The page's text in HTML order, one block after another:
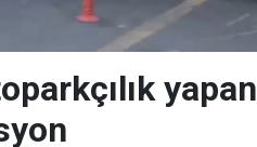
yapan